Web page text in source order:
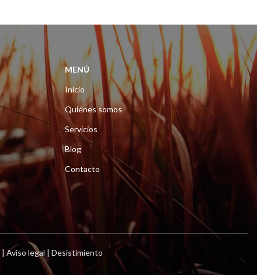
MENÚ
Inicio
Quiénes somos
Servicios
Blog
Contacto
|Aviso legal | Desistimiento